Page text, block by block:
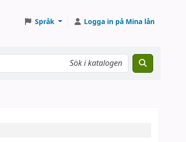
Språk Logga in på Mina lån